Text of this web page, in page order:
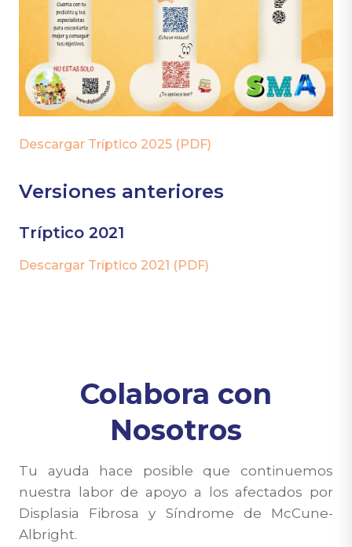
Descargar Tríptico 2025 (PDF)
Versiones anteriores
Tríptico 2021
Descargar Tríptico 2021 (PDF)
Colabora con
Nosotros
Tu ayuda hace posible que continuemos
nuestra labor de apoyo a los afectados por
Displasia Fibrosa y Síndrome de McCune-
Albright.